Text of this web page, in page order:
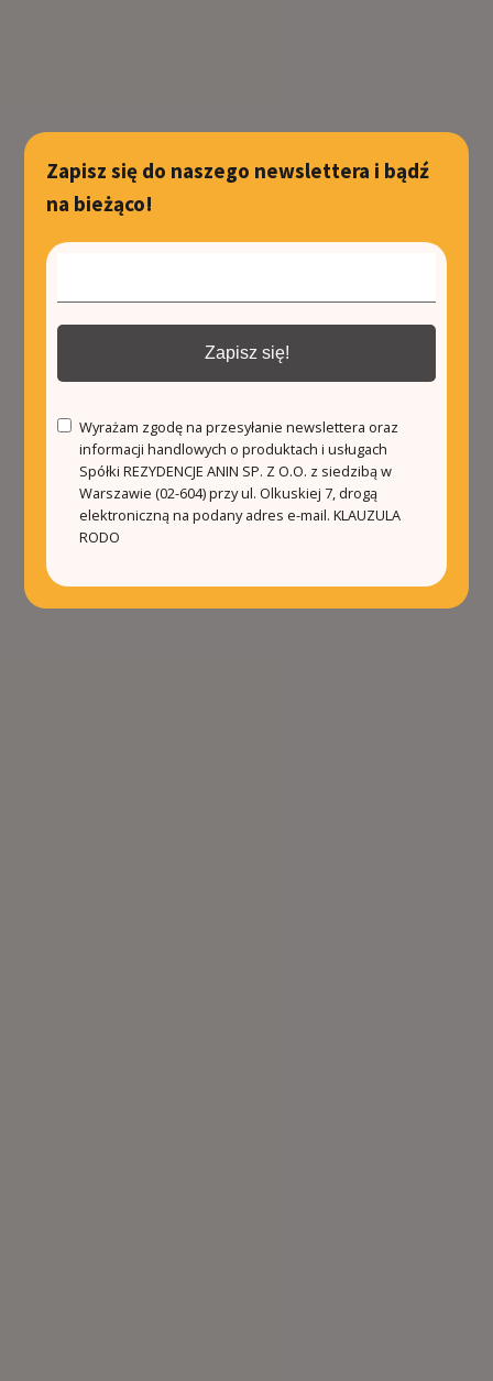
Zapisz się do naszego newslettera i bądź
na bieżąco!
Zapisz się!
Wyrażam zgodę na przesyłanie newslettera oraz
informacji handlowych o produktach i usługach
Spółki REZYDENCJE ANIN SP. Z O.O. z siedzibą w
Warszawie (02-604) przy ul. Olkuskiej 7, drogą
elektroniczną na podany adres e-mail.KLAUZULA
RODO